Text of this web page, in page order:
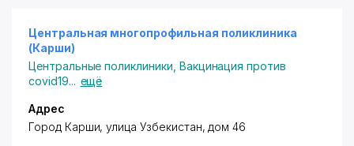
Центральная многопрофильная поликлиника
(Карши)
Центральные поликлиники Вакцинация против
covid19... ещё
Адрес
Город Карши, улица Узбекистан, дом 46